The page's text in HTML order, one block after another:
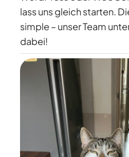
lass uns gleich starten.
simple – unser Team
dabei!